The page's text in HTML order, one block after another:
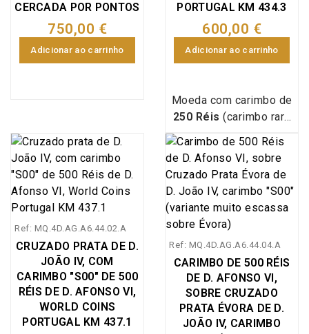
CERCADA POR PONTOS
750,00 €
Adicionar ao carrinho
PORTUGAL KM 434.3
600,00 €
Adicionar ao carrinho
Moeda com carimbo de
250 Réis (carimbo raro
dimensão, variante tipo
“G”) deD. Afonso VI
(1656–1667) , aplicada
sobre moeda de Meio
Cruzado de prata do
Porto , de
(1640–1656)—A.
Gomes J4.91.11. A
legenda apresenta
“...REX PORTVGALIE...”
com as letras PPPP
Ref: MQ.4D.AG.A6.44.02.A
CRUZADO PRATA DE D.
JOÃO IV, COM
CARIMBO "S00" DE 500
RÉIS DE D. AFONSO VI,
WORLD COINS
PORTUGAL KM 437.1
Ref: MQ.4D.AG.A6.44.04.A
CARIMBO DE 500 RÉIS
DE D. AFONSO VI,
SOBRE CRUZADO
PRATA ÉVORA DE D.
JOÃO IV, CARIMBO